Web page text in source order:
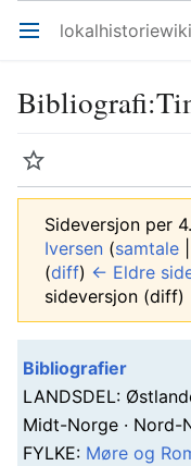
Åpne hovedmenyen
Bibliografi:
Overvåk
Sideversjon per
Iversen (samtale
(diff) ← Eldre
sideversjon
Bibliografier
LANDSDEL:
Midt-Norge · Nord-
FYLKE: Møre og